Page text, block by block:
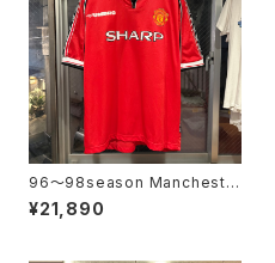
96〜98season Mancheste
r United Retro home shirt
¥21,890